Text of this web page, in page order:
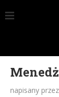
napisany